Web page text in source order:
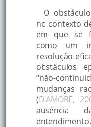
O
no contexto
em que se
como um
resolução
obstáculos
“não-
mudanças
(D’AMORE,
ausência
entendimento.